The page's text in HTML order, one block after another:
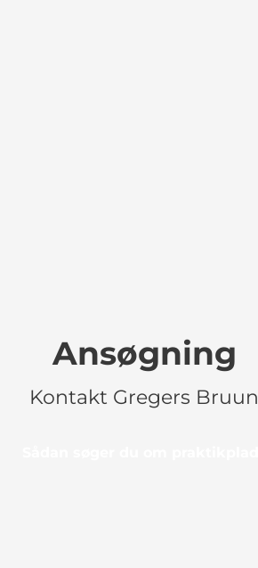
Ansøgning
Kontakt Gregers Bruun